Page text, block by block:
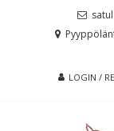
LOGIN /